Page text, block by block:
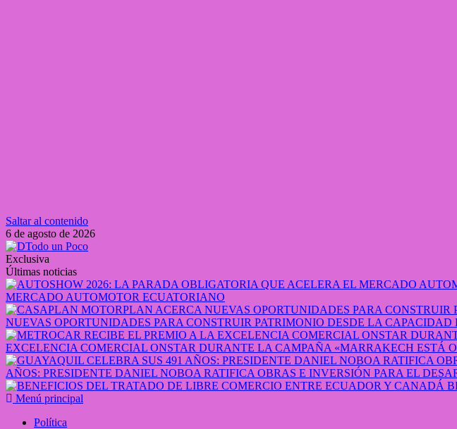
Saltar al contenido
6 de agosto de 2026
Exclusiva
Últimas noticias
MERCADO AUTOMOTOR ECUATORIANO
NUEVAS OPORTUNIDADES PARA CONSTRUIR PATRIMONIO DESDE LA CAPACIDAD
EXCELENCIA COMERCIAL ONSTAR DURANTE LA CAMPAÑA «MARRAKECH ESTÁ
AÑOS: PRESIDENTE DANIEL NOBOA RATIFICA OBRAS E INVERSIÓN PARA EL
Menú principal
Política